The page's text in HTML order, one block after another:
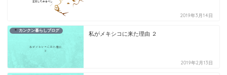
2019年3月14日
カンクン暮らしブログ
私がメキシコに来た理由 ２
2019年2月13日